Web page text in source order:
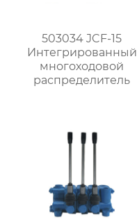
503034 JCF-15
Интегрированный
многоходовой
распределитель